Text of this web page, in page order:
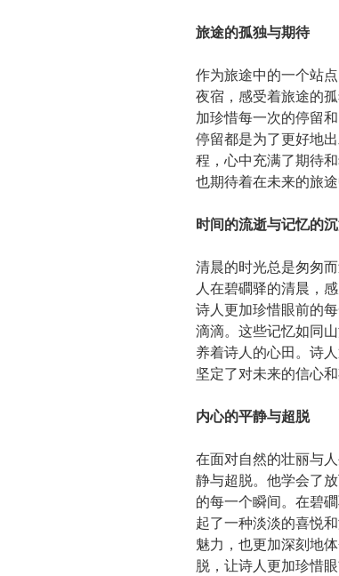
旅途的孤独与期待
作为旅途中的一个站
夜宿，感受着旅途的
加珍惜每一次的停留
停留都是为了更好地
程，心中充满了期待
也期待着在未来的旅
时间的流逝与记忆的
清晨的时光总是匆匆
人在碧磵驿的清晨，
诗人更加珍惜眼前的
滴滴。这些记忆如同
养着诗人的心田。诗
坚定了对未来的信心和
内心的平静与超脱
在面对自然的壮丽与
静与超脱。他学会了
的每一个瞬间。在碧
起了一种淡淡的喜悦
魅力，也更加深刻地
脱，让诗人更加珍惜